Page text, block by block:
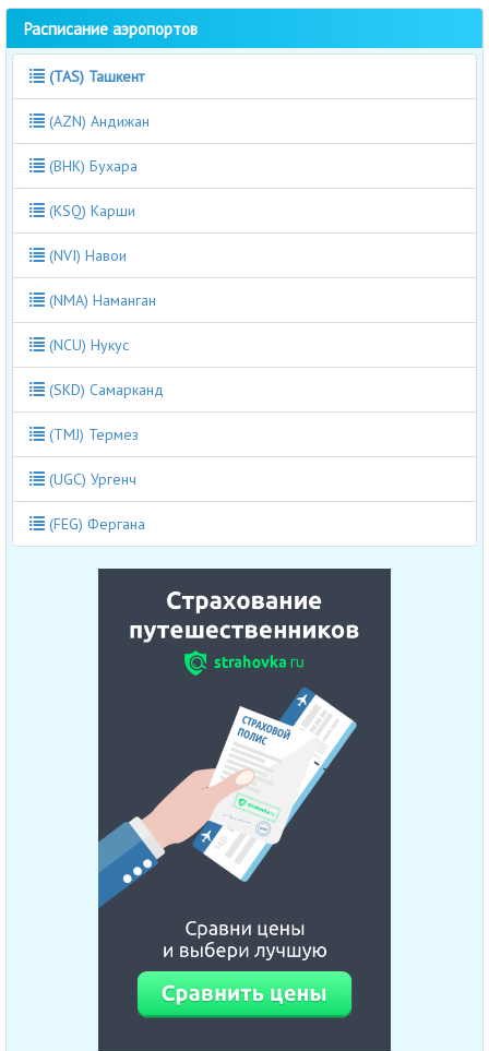
Расписание аэропортов
(TAS) Ташкент
(AZN) Андижан
(BHK) Бухара
(KSQ) Карши
(NVI) Навои
(NMA) Наманган
(NCU) Нукус
(SKD) Самарканд
(TMJ) Термез
(UGC) Ургенч
(FEG) Фергана